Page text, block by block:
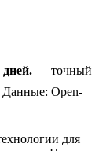
дней. — точный
Данные: Open-
для